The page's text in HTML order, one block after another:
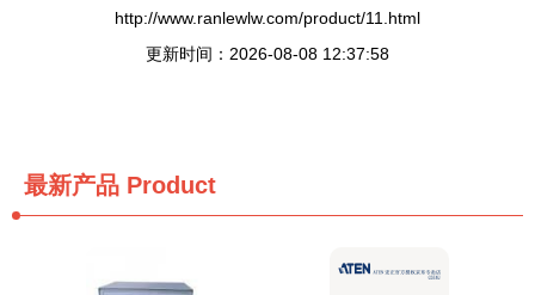
http://www.ranlewlw.com/product/11.html
更新时间：2026-08-08 12:37:58
最新产品 Product